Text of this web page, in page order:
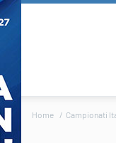
Home Campionati